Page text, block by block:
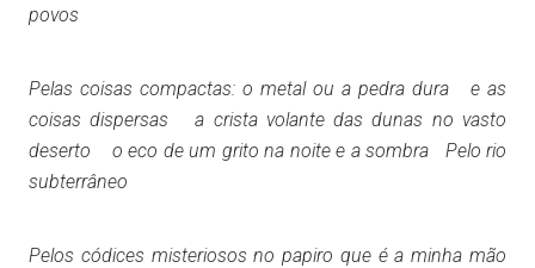
povos
Pelas coisas compactas: o metal ou a pedra dura e as
coisas dispersas a crista volante das dunas no vasto
deserto o eco de um grito na noite e a sombra Pelo rio
subterrâneo
Pelos códices misteriosos no papiro que é a minha mão